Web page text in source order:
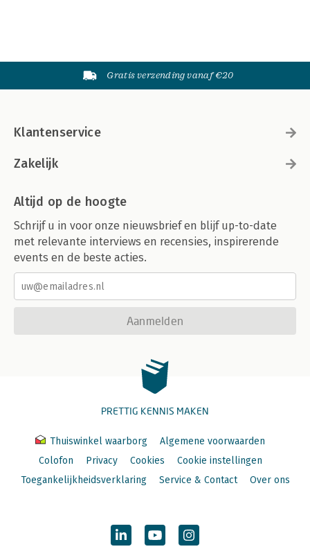
Gratis verzending vanaf €20
Klantenservice
Zakelijk
Altijd op de hoogte
Schrijf u in voor onze nieuwsbrief en blijf up-to-date
met relevante interviews en recensies, inspirerende
events en de beste acties.
Aanmelden
PRETTIG KENNIS MAKEN
Thuiswinkel waarborg
Algemene voorwaarden
Colofon
Privacy Cookies
Cookie instellingen
Toegankelijkheidsverklaring
Service & Contact Over ons